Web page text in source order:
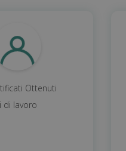
Ottenuti
di lavoro